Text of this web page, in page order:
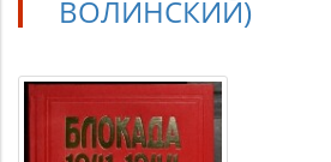
ВОЛИНСКИЙ)